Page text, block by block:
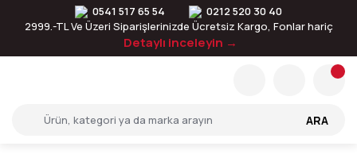
0541 517 65 54
0212 520 30 40
2999.-TL Ve Üzeri Siparişlerinizde Ücretsiz Kargo, Fonlar hariç
Detaylı inceleyin →
ARA